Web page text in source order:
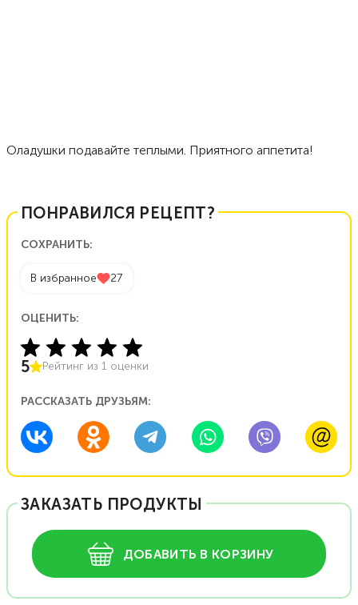
Оладушки подавайте теплыми. Приятного аппетита!
ПОНРАВИЛСЯ РЕЦЕПТ?
СОХРАНИТЬ:
В избранное 27
ОЦЕНИТЬ:
5 Рейтинг из 1 оценки
РАССКАЗАТЬ ДРУЗЬЯМ:
ЗАКАЗАТЬ ПРОДУКТЫ
ДОБАВИТЬ В КОРЗИНУ